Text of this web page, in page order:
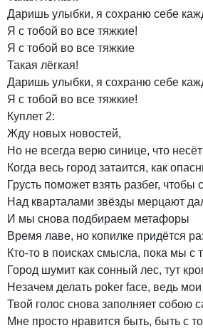
Даришь улыбки, я сохраню себе
Я с тобой во все тяжкие!
Я с тобой во все тяжкие
Такая лёгкая!
Даришь улыбки, я сохраню себе
Я с тобой во все тяжкие!
Куплет 2:
Жду новых новостей,
Но не всегда верю синице, что несёт
Когда весь город затаится, как
Грусть поможет взять разбег, чтобы
Над кварталами звёзды мерцают
И мы снова подбираем метафоры
Время лаве, но копилке придётся
Кто-то в поисках смысла, пока мы с
Город шумит как сонный лес, тут
Незачем делать poker face, ведь мои
Твой голос снова заполняет собою
Мне просто нравится быть, быть с